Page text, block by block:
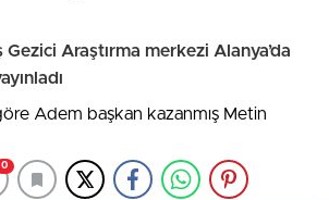
Gezici Araştırma merkezi Alanya’da
0